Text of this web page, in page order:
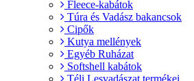
Fleece-kabátok
Túra és Vadász bakancsok
Cipők
Kutya mellények
Egyéb Ruházat
Softshell kabátok
Téli Lesvadászat termékei